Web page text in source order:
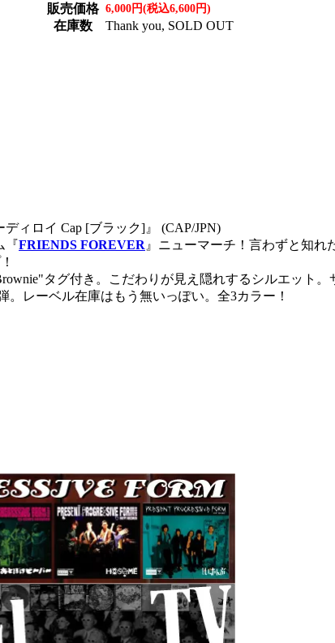
販売価格 6,000円(税込6,600円)
在庫数 Thank you, SOLD OUT
ィロイ Cap [ブラック]』 (CAP/JPN)
『FRIENDS FOREVER 』ニューマーチ！言わずと知れ
タグ付き。こだわりが見え隠れするシルエット。
。レーベル在庫はもう無いっぽい。全3カラー！